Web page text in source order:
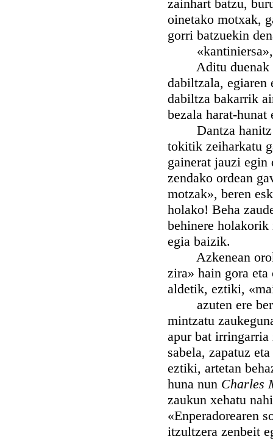
zainhart batzu,
oinetako motxak,
gorri batzuekin
«kantiniersa»,
Aditu duenak
dabiltzala, egiaren
dabiltza bakarrik
bezala harat-
Dantza hanitz
tokitik zeiharkatu
gainerat jauzi egin
zendako ordean
motzak», beren
holako! Beha
behinere holakorik
egia baizik.
Azkenean orok,
zira» hain gora
aldetik, eztiki,
azuten ere
mintzatu
apur bat
sabela, zapatuz
eztiki, artetan
huna nun Charles
zaukun xehatu
«Enperadorearen
itzultzera zenbeit